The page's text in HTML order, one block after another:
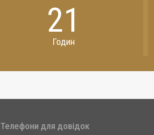
21
Годин
Телефони для довідок